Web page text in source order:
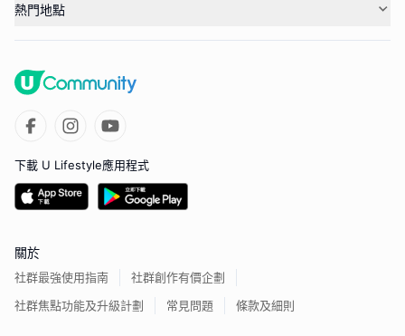
熱門地點
下載 U Lifestyle應用程式
關於
社群最強使用指南
社群創作有價企劃
社群焦點功能及升級計劃
常見問題 條款及細則